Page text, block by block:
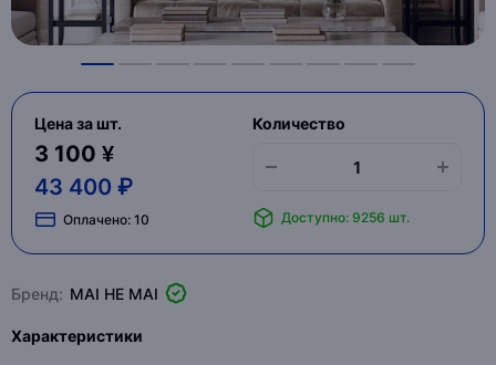
Цена за шт.
3 100 ¥
43 400 ₽
Оплачено: 10
Количество
Доступно: 9256 шт.
Бренд: MAI HE MAI
Характеристики